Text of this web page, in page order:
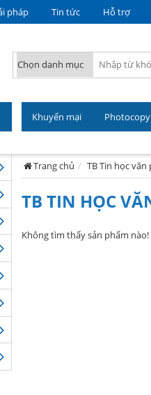
pháp Tin tức Hỗ trợ
Khuyến mại
Trang chủ TB Tin học văn
TB TIN HỌC
Không tìm thấy sản phẩm nào!